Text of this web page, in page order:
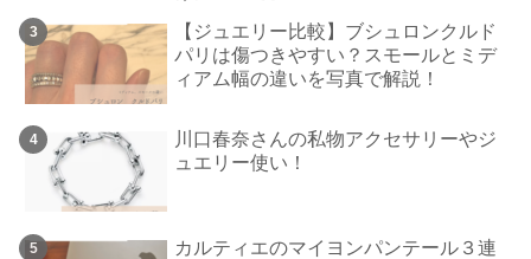
【ジュエリー比較】ブシュロンクルド
パリは傷つきやすい？スモールとミデ
ィアム幅の違いを写真で解説！
川口春奈さんの私物アクセサリーやジ
ュエリー使い！
カルティエのマイヨンパンテール３連